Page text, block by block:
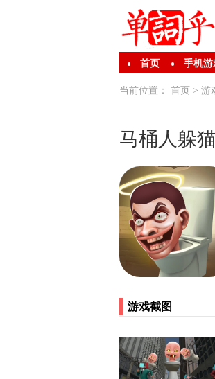
首页 手机游
当前位置： 首页 > 游
马桶人躲
游戏截图